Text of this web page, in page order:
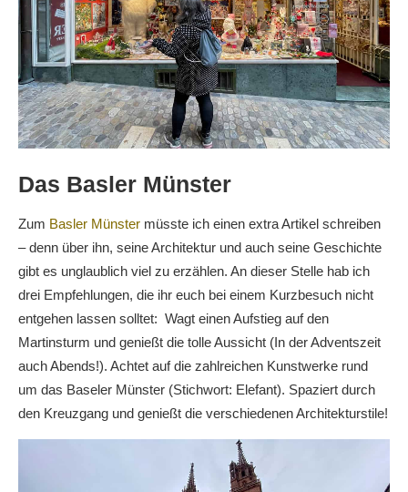
Das Basler Münster
Zum Basler Münster müsste ich einen extra Artikel schreiben
– denn über ihn, seine Architektur und auch seine Geschichte
gibt es unglaublich viel zu erzählen. An dieser Stelle hab ich
drei Empfehlungen, die ihr euch bei einem Kurzbesuch nicht
entgehen lassen solltet: Wagt einen Aufstieg auf den
Martinsturm und genießt die tolle Aussicht (In der Adventszeit
auch Abends!). Achtet auf die zahlreichen Kunstwerke rund
um das Baseler Münster (Stichwort: Elefant). Spaziert durch
den Kreuzgang und genießt die verschiedenen Architekturstile!